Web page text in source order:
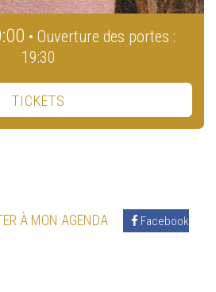
• Ouverture des portes :
19:30
TICKETS
À MON AGENDA Facebook